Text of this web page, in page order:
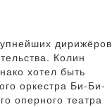
дирижёров
Колин
хотел быть
оркестра Би-Би-
оперного театра